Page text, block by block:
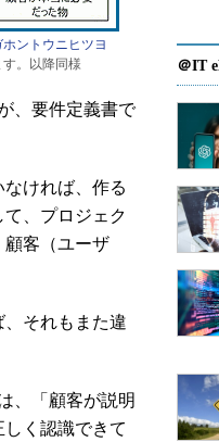
ントウニヒツヨ
。以降同様
、要件定義書で
ければ、作る
、プロジェク
顧客（ユーザ
それもまた違
、「顧客が説明
く認識できて
＠IT